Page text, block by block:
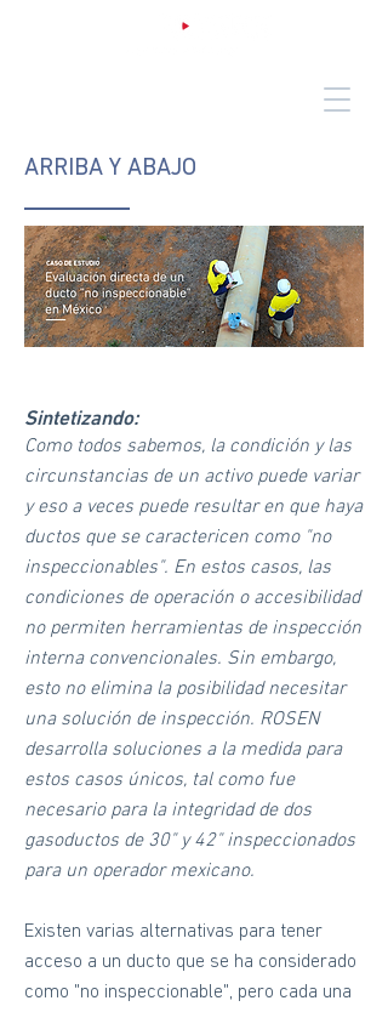
ARRIBA Y ABAJO
Sintetizando:
Como todos sabemos, la condición y las
circunstancias de un activo puede variar
y eso a veces puede resultar en que haya
ductos que se caractericen como "no
inspeccionables". En estos casos, las
condiciones de operación o accesibilidad
no permiten herramientas de inspección
interna convencionales. Sin embargo,
esto no elimina la posibilidad necesitar
una solución de inspección. ROSEN
desarrolla soluciones a la medida para
estos casos únicos, tal como fue
necesario para la integridad de dos
gasoductos de 30" y 42" inspeccionados
para un operador mexicano.
Existen varias alternativas para tener
acceso a un ducto que se ha considerado
como "no inspeccionable", pero cada una